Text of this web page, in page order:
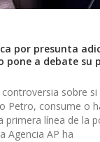
por presunta
pone a debate su
sobre si
Petro, consume o
primera línea de la
Agencia AP ha